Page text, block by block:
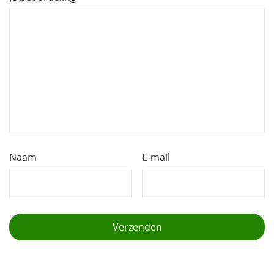
Naam E-mail